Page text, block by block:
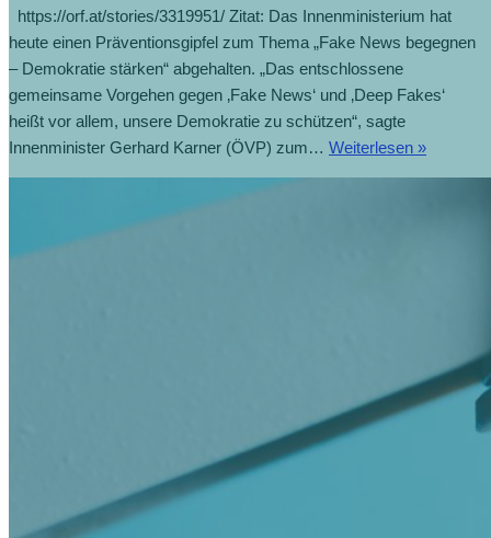
https://orf.at/stories/3319951/ Zitat: Das Innenministerium hat
heute einen Präventionsgipfel zum Thema „Fake News begegnen
– Demokratie stärken“ abgehalten. „Das entschlossene
gemeinsame Vorgehen gegen ‚Fake News‘ und ‚Deep Fakes‘
heißt vor allem, unsere Demokratie zu schützen“, sagte
Innenminister Gerhard Karner (ÖVP) zum… Weiterlesen »